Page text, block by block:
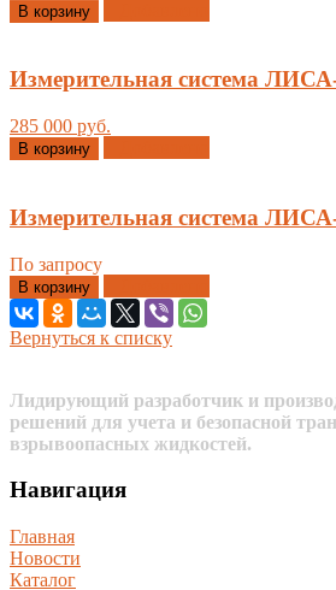
В корзину
Измерительная система
285 000 руб.
В корзину
Измерительная система
По запросу
В корзину
Вернуться к списку
Лидирующий разработчик и
решений для учета и безопасной
взрывоопасных жидкостей.
Навигация
Главная
Новости
Каталог